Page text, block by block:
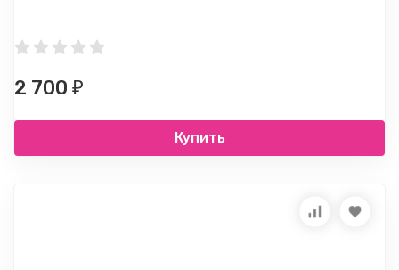
2 700 ₽
Купить